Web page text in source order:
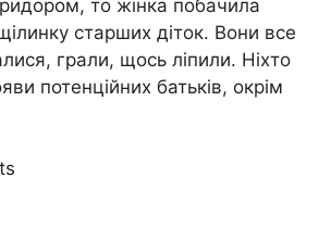
то жінка побачила
старших діток. Вони все
грали, щось ліпили. Ніхто
потенційних батьків, окрім